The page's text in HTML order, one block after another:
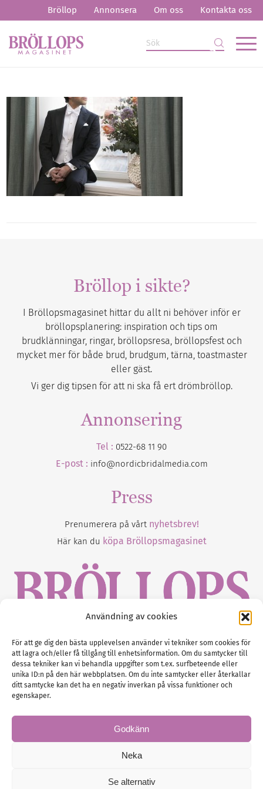
Användning av cookies
För att ge dig den bästa upplevelsen använder vi tekniker som cookies för
att lagra och/eller få tillgång till enhetsinformation. Om du samtycker till
dessa tekniker kan vi behandla uppgifter som t.ex. surfbeteende eller
unika ID:n på den här webbplatsen. Om du inte samtycker eller återkallar
ditt samtycke kan det ha en negativ inverkan på vissa funktioner och
egenskaper.
Godkänn
Neka
Se alternativ
Bröllop Annonsera Om oss Kontakta oss
Bröllop i sikte?
I Bröllopsmagasinet hittar du allt ni behöver inför er
bröllopsplanering: inspiration och tips om
brudklänningar, ringar, bröllopsresa, bröllopsfest och
mycket mer för både brud, brudgum, tärna, toastmaster
eller gäst.
Vi ger dig tipsen för att ni ska få ert drömbröllop.
Annonsering
Tel : 0522-68 11 90
E-post : info@nordicbridalmedia.com
Press
Prenumerera på vårt nyhetsbrev!
Här kan du köpa Bröllopsmagasinet
Gustaf Mattssons väg 2, 451 50 Uddevalla
Tel :0522-68 11 90
E-post:info@nordicbridalmedia.com